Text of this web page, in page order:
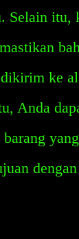
Selain itu,
ke
Anda
barang